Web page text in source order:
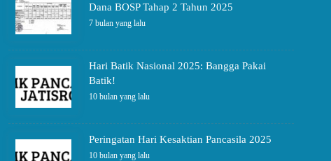
Dana BOSP Tahap 2 Tahun 2025
7 bulan yang lalu
Hari Batik Nasional 2025: Bangga Pakai
Batik!
10 bulan yang lalu
Peringatan Hari Kesaktian Pancasila 2025
10 bulan yang lalu